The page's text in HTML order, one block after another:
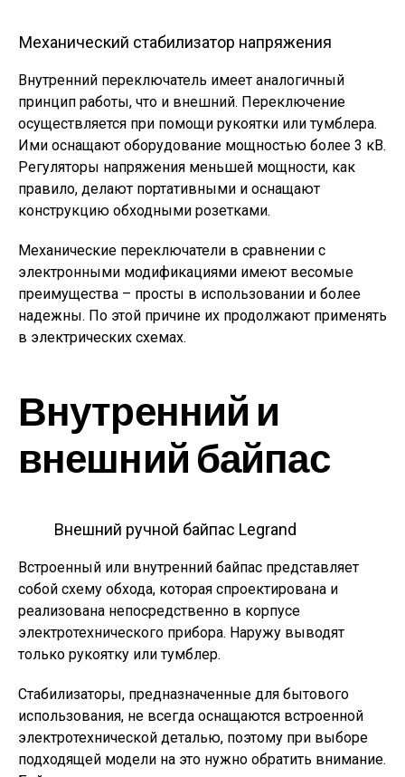
Механический стабилизатор напряжения
Внутренний переключатель имеет аналогичный
принцип работы, что и внешний. Переключение
осуществляется при помощи рукоятки или тумблера.
Ими оснащают оборудование мощностью более 3 кВ.
Регуляторы напряжения меньшей мощности, как
правило, делают портативными и оснащают
конструкцию обходными розетками.
Механические переключатели в сравнении с
электронными модификациями имеют весомые
преимущества – просты в использовании и более
надежны. По этой причине их продолжают применять
в электрических схемах.
Внутренний и
внешний байпас
Внешний ручной байпас Legrand
Встроенный или внутренний байпас представляет
собой схему обхода, которая спроектирована и
реализована непосредственно в корпусе
электротехнического прибора. Наружу выводят
только рукоятку или тумблер.
Стабилизаторы, предназначенные для бытового
использования, не всегда оснащаются встроенной
электротехнической деталью, поэтому при выборе
подходящей модели на это нужно обратить внимание.